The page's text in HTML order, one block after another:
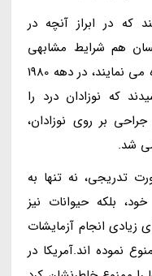
که در ابراز آنچه در
هم شرایط مشابهی
دارد. همانطور که د وال و اندروز اشاره می نمایند، در دهه 1980
که نوزادان درد را
بر روی نوزادان،
شد.
تدریجی، نه تنها به
بلکه حیوانات نیز
زیادی انجام آزمایشات
نموده اند.آمریکا در